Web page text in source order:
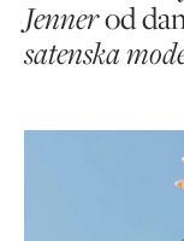
Jennerod
satenska